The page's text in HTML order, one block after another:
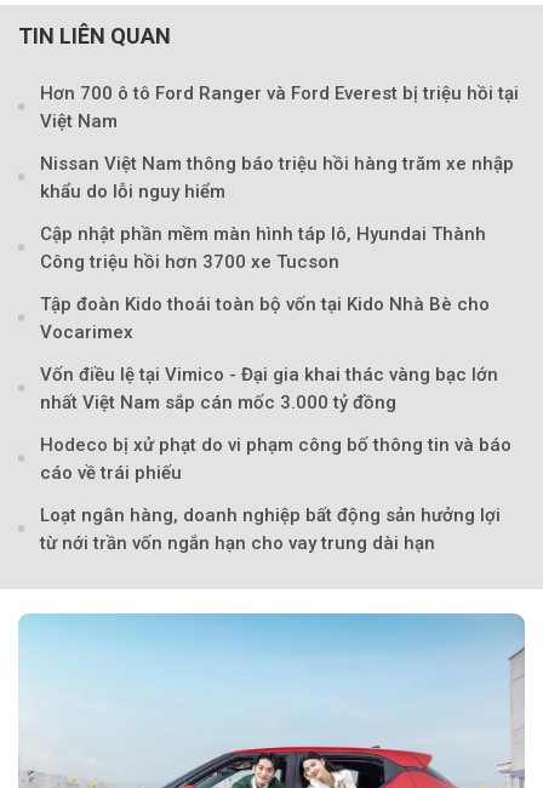
TIN LIÊN QUAN
Hơn 700 ô tô Ford Ranger và Ford Everest bị triệu hồi tại
Việt Nam
Nissan Việt Nam thông báo triệu hồi hàng trăm xe nhập
khẩu do lỗi nguy hiểm
Cập nhật phần mềm màn hình táp lô, Hyundai Thành
Công triệu hồi hơn 3700 xe Tucson
Tập đoàn Kido thoái toàn bộ vốn tại Kido Nhà Bè cho
Vocarimex
Vốn điều lệ tại Vimico - Đại gia khai thác vàng bạc lớn
nhất Việt Nam sắp cán mốc 3.000 tỷ đồng
Hodeco bị xử phạt do vi phạm công bố thông tin và báo
cáo về trái phiếu
Loạt ngân hàng, doanh nghiệp bất động sản hưởng lợi
từ nới trần vốn ngắn hạn cho vay trung dài hạn